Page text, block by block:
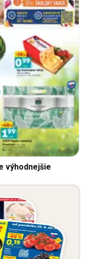
výhodnejšie